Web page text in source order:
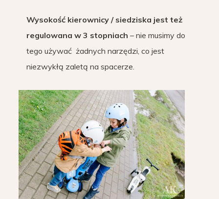
Wysokość kierownicy / siedziska jest też
regulowana w 3 stopniach – nie musimy do
tego używać żadnych narzędzi, co jest
niezwykłą zaletą na spacerze.